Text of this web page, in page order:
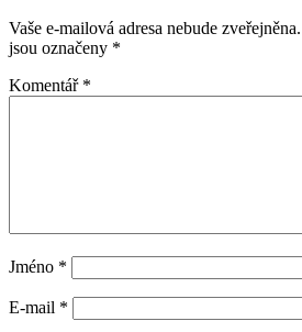
Vaše e-mailová adresa nebude zveřejněna.
jsou označeny *
Komentář *
Jméno *
E-mail *